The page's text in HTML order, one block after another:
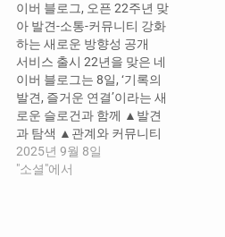
이버 블로그, 오픈 22주년 맞
아 발견-소통-커뮤니티 강화
하는 새로운 방향성 공개
서비스 출시 22년을 맞은 네
이버 블로그는 8일, ‘기록의
발견, 즐거운 연결’이라는 새
로운 슬로건과 함께 ▲발견
과 탐색 ▲관계와 커뮤니티
강화를 중심으로 한 앞으로
의 방향성을 공개했다. [사
2025년 9월 8일
"소셜"에서